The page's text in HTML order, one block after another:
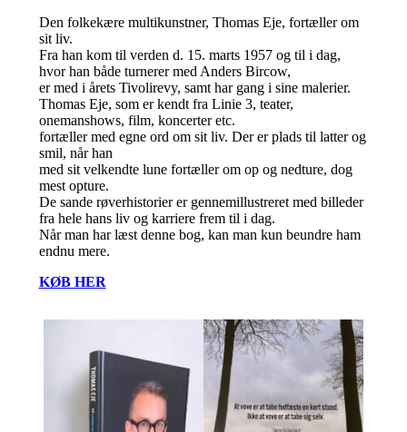
Den folkekære multikunstner, Thomas Eje, fortæller om
sit liv.
Fra han kom til verden d. 15. marts 1957 og til i dag,
hvor han både turnerer med Anders Bircow,
er med i årets Tivolirevy, samt har gang i sine malerier.
Thomas Eje, som er kendt fra Linie 3, teater,
onemanshows, film, koncerter etc.
fortæller med egne ord om sit liv. Der er plads til latter og
smil, når han
med sit velkendte lune fortæller om op og nedture, dog
mest opture.
De sande røverhistorier er gennemillustreret med billeder
fra hele hans liv og karriere frem til i dag.
Når man har læst denne bog, kan man kun beundre ham
endnu mere.
KØB HER